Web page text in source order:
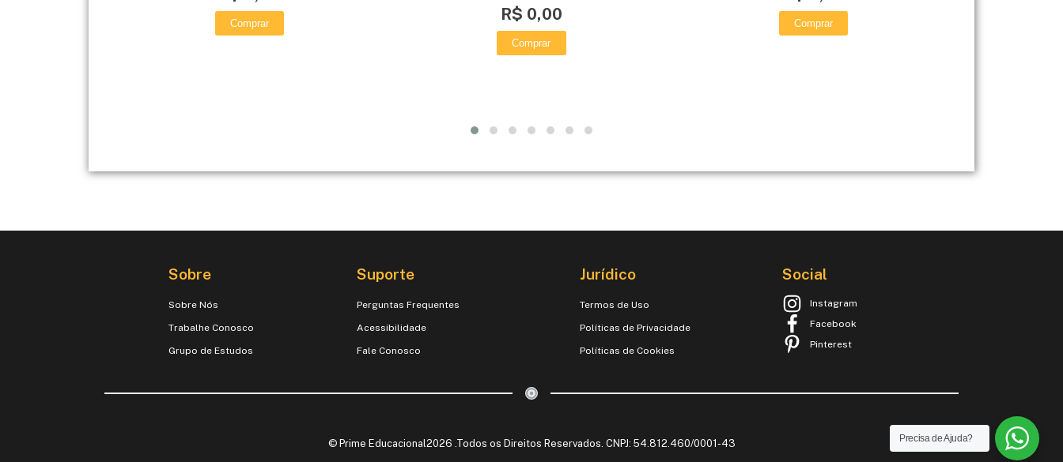
Comprar R$ 0,00
Comprar
Comprar
Sobre
Sobre Nós
Trabalhe Conosco
Grupo de Estudos
Suporte
Perguntas Frequentes
Acessibilidade
Fale Conosco
Jurídico
Termos de Uso
Políticas de Privacidade
Políticas de Cookies
Social
Instagram
Facebook
Pinterest
© Prime Educacional2026 .Todos os Direitos Reservados. CNPJ: 54.812.460/0001-43 Precisa de Ajuda?